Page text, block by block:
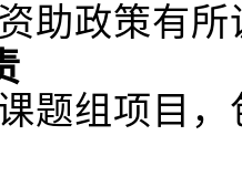
助政策有
题组项目